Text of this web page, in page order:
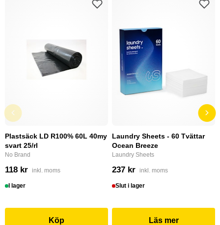
Plastsäck LD R100% 60L 40my
svart 25/rl
No Brand
118 kr inkl. moms
I lager
Köp
Laundry Sheets - 60 Tvättar
Ocean Breeze
Laundry Sheets
237 kr inkl. moms
Slut i lager
Läs mer